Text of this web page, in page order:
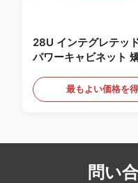
28U インテグレテッ
パワーキャビネット
最もよい価格を
問い